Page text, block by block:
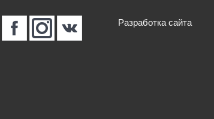
Разработка сайта